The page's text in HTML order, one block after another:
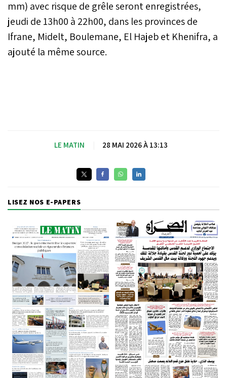
mm) avec risque de grêle seront enregistrées,
jeudi de 13h00 à 22h00, dans les provinces de
Ifrane, Midelt, Boulemane, El Hajeb et Khenifra, a
ajouté la même source.
LE MATIN 28 MAI 2026 À 13:13
LISEZ NOS E-PAPERS